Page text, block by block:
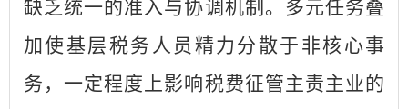
缺乏统一的准入与协调机制。多元任务叠
加使基层税务人员精力分散于非核心事
务，一定程度上影响税费征管主责主业的